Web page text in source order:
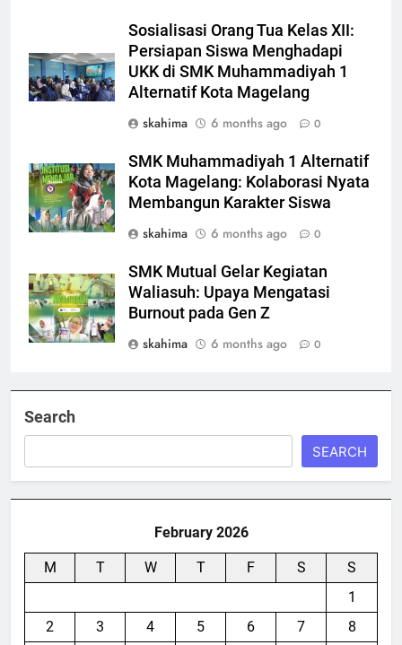
Sosialisasi Orang Tua Kelas XII:
Persiapan Siswa Menghadapi
UKK di SMK Muhammadiyah 1
Alternatif Kota Magelang
skahima
6 months ago 0
SMK Muhammadiyah 1 Alternatif
Kota Magelang: Kolaborasi Nyata
Membangun Karakter Siswa
skahima
6 months ago 0
SMK Mutual Gelar Kegiatan
Waliasuh: Upaya Mengatasi
Burnout pada Gen Z
skahima
6 months ago 0
Search
SEARCH
February 2026
M T W T F S
S
1
2
3 4 5 6 7
8